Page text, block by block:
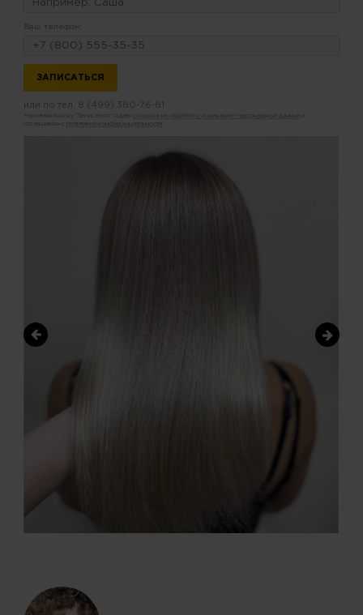
Ваш телефон:
или по тел. 8 (499) 380-76-81
Нажимая кнопку "Записаться" я даю согласие на обработку и хранение персональных данных
политикой конфиденциальности